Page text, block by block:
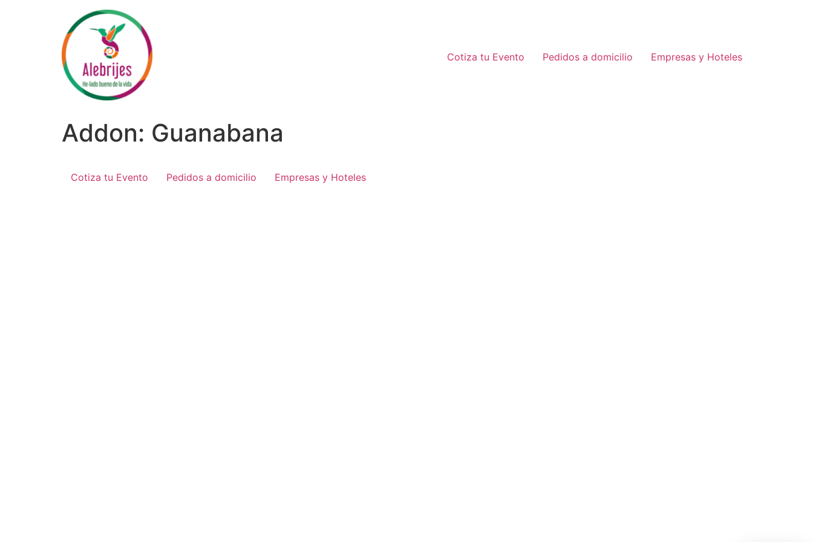
Cotiza tu Evento
Pedidos a domicilio Empresas y Hoteles
Addon: Guanabana
Cotiza tu Evento Pedidos a domicilio Empresas y Hoteles